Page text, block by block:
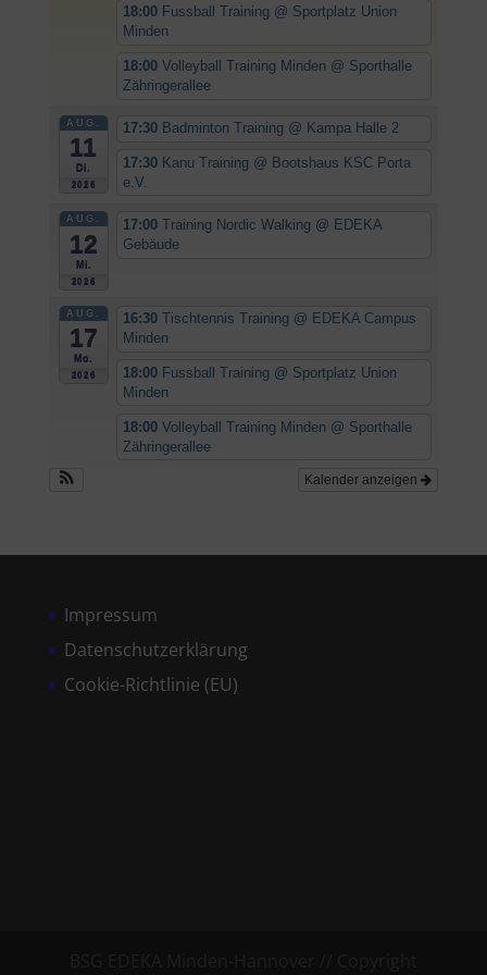
18:00 Fussball Training @ Sportplatz Union
Minden
18:00Volleyball Training Minden @ Sporthalle
Zähringerallee
AUG.
11
Di.
2026
17:30 Badminton Training @ Kampa Halle 2
17:30 Kanu Training @ Bootshaus KSC Porta
e.V.
AUG.
12
Mi.
2026
17:00Training Nordic Walking @ EDEKA
Gebäude
AUG.
17
Mo.
2026
16:30Tischtennis Training @ EDEKA Campus
Minden
18:00 Fussball Training @ Sportplatz Union
Minden
18:00Volleyball Training Minden @ Sporthalle
Zähringerallee
Kalender anzeigen
Impressum
Datenschutzerklärung
Cookie-Richtlinie (EU)